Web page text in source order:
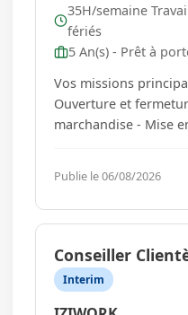
35H/semaine
fériés
5 An(s) - Prêt à
Vos missions
Ouverture et fermeture -
marchandise - Mise en rayon - Tenue de la
Publie le 06/08/2026
Conseiller
Interim